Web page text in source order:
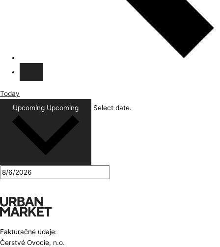
Today
Upcoming Upcoming Select date.
Fakturačné údaje:
Čerstvé Ovocie, n.o.